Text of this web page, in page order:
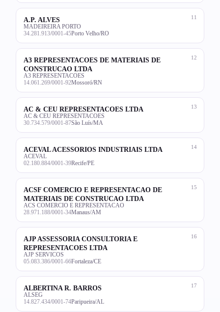
11
A.P. ALVES
MADEIREIRA PORTO
34.281.913/0001-45Porto Velho/RO
12
A3 REPRESENTACOES DE MATERIAIS DE
CONSTRUCAO LTDA
A3 REPRESENTACOES
14.061.269/0001-92Mossoró/RN
13
AC & CEU REPRESENTACOES LTDA
AC & CEU REPRESENTACOES
30.734.579/0001-87São Luís/MA
14
ACEVAL ACESSORIOS INDUSTRIAIS LTDA
ACEVAL
02.180.884/0001-39Recife/PE
15
ACSF COMERCIO E REPRESENTACAO DE
MATERIAIS DE CONSTRUCAO LTDA
ACS COMERCIO E REPRESENTACAO
28.971.188/0001-34Manaus/AM
16
AJP ASSESSORIA CONSULTORIA E
REPRESENTACOES LTDA
AJP SERVICOS
05.083.386/0001-66Fortaleza/CE
17
ALBERTINA R. BARROS
ALSEG
14.827.434/0001-74Paripueira/AL